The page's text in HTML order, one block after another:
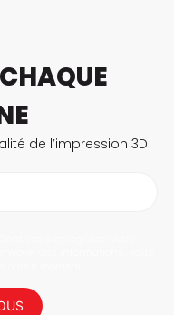
de l’impression 3D